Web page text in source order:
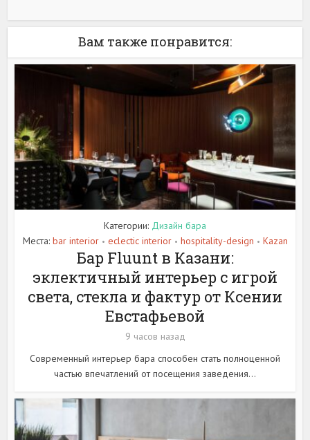
Вам также понравится:
Категории: Дизайн бара
Места: bar interior • eclectic interior • hospitality-design • Kazan
Бар Fluunt в Казани:
эклектичный интерьер с игрой
света, стекла и фактур от Ксении
Евстафьевой
9 часов назад
Современный интерьер бара способен стать полноценной
частью впечатлений от посещения заведения...